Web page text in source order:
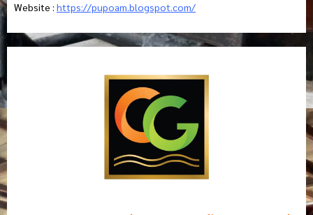
Website : https://pupoam.blogspot.com/